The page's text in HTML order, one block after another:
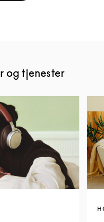
og tjenester